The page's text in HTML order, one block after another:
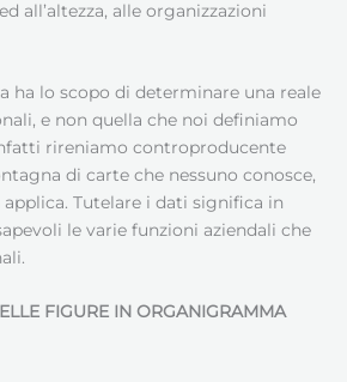
all’altezza, alle organizzazioni
ha lo scopo di determinare una reale
e non quella che noi definiamo
rireniamo controproducente
di carte che nessuno conosce,
Tutelare i dati significa in
le varie funzioni aziendali che
FIGURE IN ORGANIGRAMMA